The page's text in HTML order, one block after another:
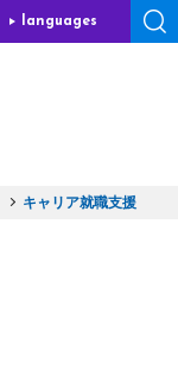
languages
キャリア就職支援